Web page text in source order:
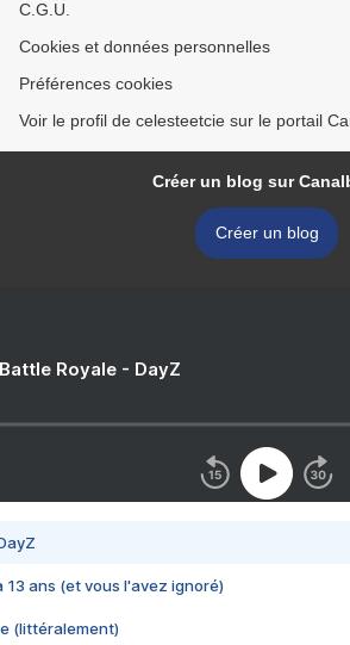
C.G.U.
Cookies et données personnelles
Préférences cookies
Voir le profil de celesteetcie sur le portail
Créer un blog sur
Créer un blog
Royale - DayZ
13 ans (et vous l'avez ignoré)
(littéralement)